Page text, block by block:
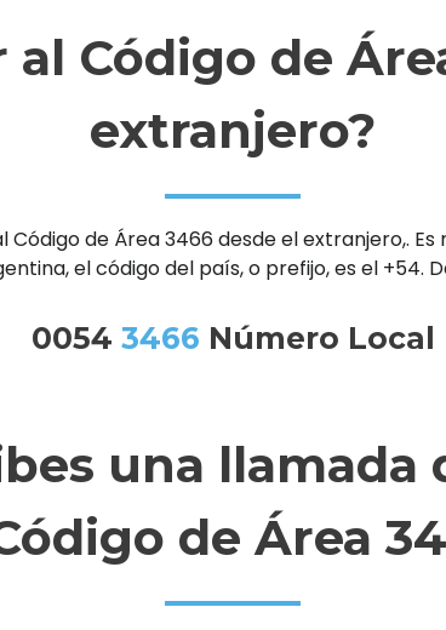
al Código de
extranjero?
de Área 3466 desde el extranjero,.
el código del país, o prefijo, es el +54.
0054 3466 Número Local
una llamada
de Área